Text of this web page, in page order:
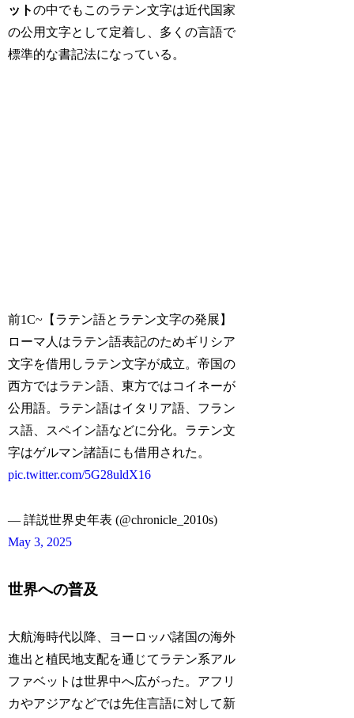
ットの中でもこのラテン文字は近代国家
の公用文字として定着し、多くの言語で
標準的な書記法になっている。
前1C~【ラテン語とラテン文字の発展】
ローマ人はラテン語表記のためギリシア
文字を借用しラテン文字が成立。帝国の
西方ではラテン語、東方ではコイネーが
公用語。ラテン語はイタリア語、フラン
ス語、スペイン語などに分化。ラテン文
字はゲルマン諸語にも借用された。
pic.twitter.com/5G28uldX16
— 詳説世界史年表 (@chronicle_2010s)
May 3, 2025
世界への普及
大航海時代以降、ヨーロッパ諸国の海外
進出と植民地支配を通じてラテン系アル
ファベットは世界中へ広がった。アフリ
カやアジアなどでは先住言語に対して新